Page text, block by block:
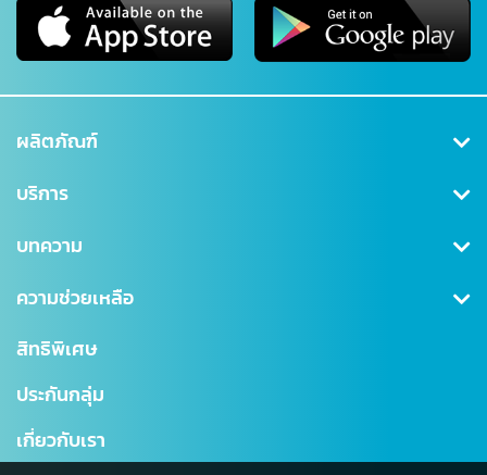
ผลิตภัณฑ์
คุ้มครองสุขภาพ
คุ้มครองอุบัติเหตุ
ประกันชีวิตควบการลงทุน
บริการ
สมัครสมาชิก/เข้าสู่ระบบ
การเรียกร้องค่าสินไหม
การเปลี่ยนแปลงกรมธรรม์
บทความ
ข่าวสาร CSR
ความช่วยเหลือ
สำนักงานใหญ่
สาขาไทยสมุทร
สิทธิพิเศษ
ประกันกลุ่ม
เกี่ยวกับเรา